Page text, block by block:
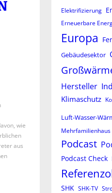
wie
aus
Elektrifizierung
Erneuerbare
Europa
Gebäudesektor
Hersteller
Klimaschutz
Luft-Wasser-
Mehrfamilienhaus
Podcast
Podcast Check
SHK SHK-TV